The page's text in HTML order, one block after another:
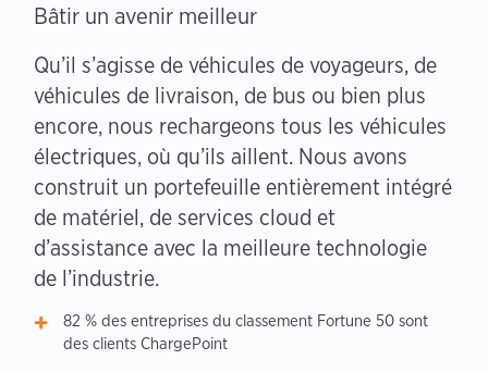
Bâtir un avenir meilleur
Qu’il s’agisse de véhicules de voyageurs, de
véhicules de livraison, de bus ou bien plus
encore, nous rechargeons tous les véhicules
électriques, où qu’ils aillent. Nous avons
construit un portefeuille entièrement intégré
de matériel, de services cloud et
d’assistance avec la meilleure technologie
de l’industrie.
82 % des entreprises du classement Fortune 50 sont
des clients ChargePoint